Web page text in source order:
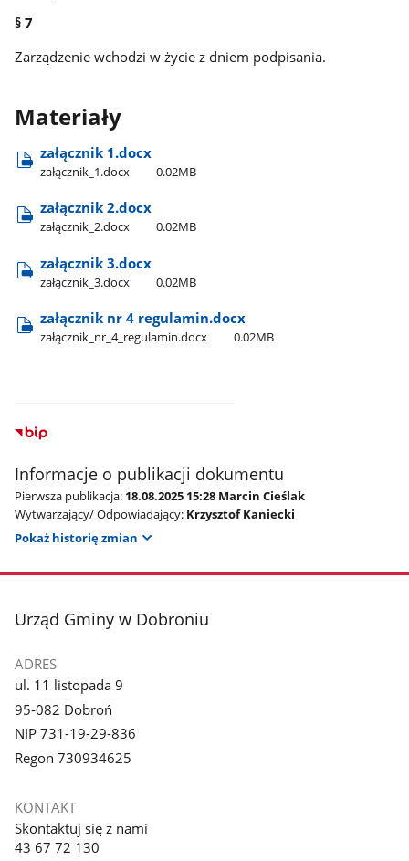
§ 7
Zarządzenie wchodzi w życie z dniem podpisania.
Materiały
załącznik 1.docx
załącznik​_1.docx 0.02MB
załącznik 2.docx
załącznik​_2.docx 0.02MB
załącznik 3.docx
załącznik​_3.docx 0.02MB
załącznik nr 4 regulamin.docx
załącznik​_nr​_4​_regulamin.docx 0.02MB
Informacje o publikacji dokumentu
Pierwsza publikacja: 18.08.2025 15:28 Marcin Cieślak
Wytwarzający/ Odpowiadający: Krzysztof Kaniecki
Pokaż historię zmian
stopka
Urząd Gminy w Dobroniu
ADRES
ul. 11 listopada 9
95-082 Dobroń
NIP 731-19-29-836
Regon 730934625
KONTAKT
Skontaktuj się z nami
43 67 72 130